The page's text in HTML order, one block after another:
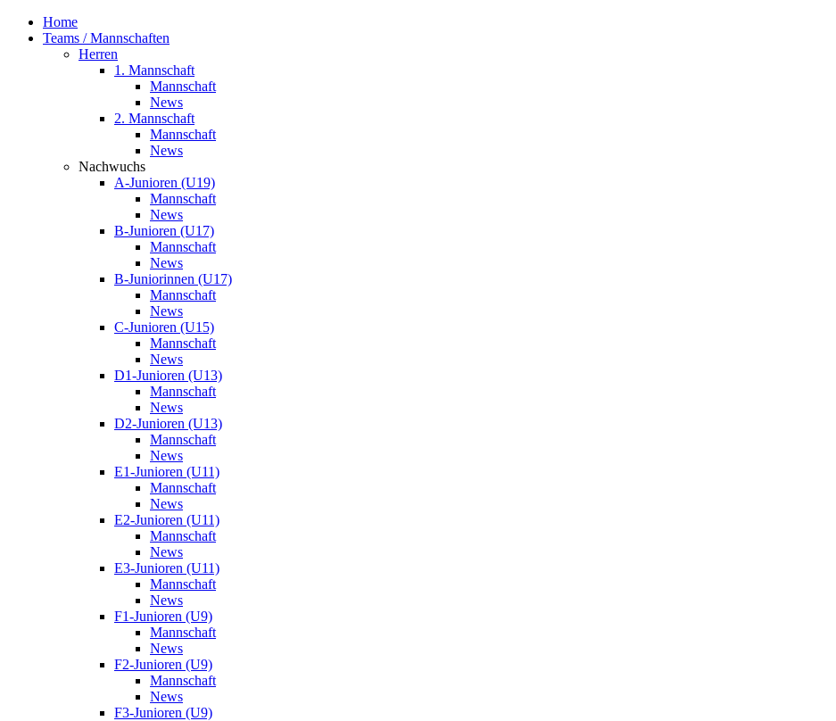
Home
Teams / Mannschaften
Herren
1. Mannschaft
Mannschaft
News
2. Mannschaft
Mannschaft
News
Nachwuchs
A-Junioren (U19)
Mannschaft
News
B-Junioren (U17)
Mannschaft
News
B-Juniorinnen (U17)
Mannschaft
News
C-Junioren (U15)
Mannschaft
News
D1-Junioren (U13)
Mannschaft
News
D2-Junioren (U13)
Mannschaft
News
E1-Junioren (U11)
Mannschaft
News
E2-Junioren (U11)
Mannschaft
News
E3-Junioren (U11)
Mannschaft
News
F1-Junioren (U9)
Mannschaft
News
F2-Junioren (U9)
Mannschaft
News
F3-Junioren (U9)